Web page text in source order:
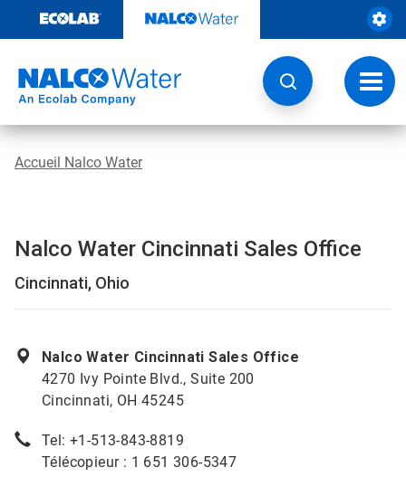
contenu​​​​​​​
à
Accueil Nalco Water
Nalco Water Cincinnati Sales Office
Cincinnati, Ohio
Nalco Water Cincinnati Sales Office
4270 Ivy Pointe Blvd., Suite 200
Cincinnati, OH 45245
Tel: +1-513-843-8819
Télécopieur : 1 651 306-5347